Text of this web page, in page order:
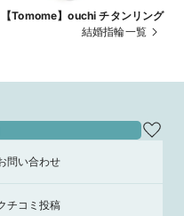
【Tomome】ouchi チタンリング
結婚指輪一覧
問い合わせ
チコミ投稿